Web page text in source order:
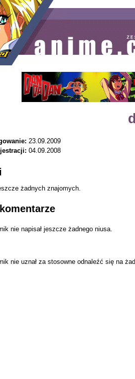
23.09.2009
04.09.2008
żadnych znajomych.
nie napisał jeszcze żadnego niusa.
nie uznał za stosowne odnaleźć się na